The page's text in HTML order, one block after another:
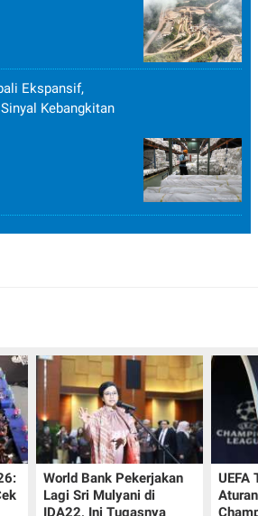
Ekspansif,
Kebangkitan
World Bank Pekerjakan
Lagi Sri Mulyani di
IDA22, Ini Tugasnya
UEFA